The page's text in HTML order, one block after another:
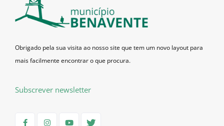
Obrigado pela sua visita ao nosso site que tem um novo layout para
mais facilmente encontrar o que procura.
Subscrever newsletter